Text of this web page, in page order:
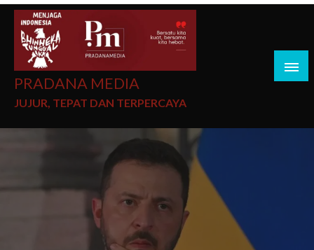
PRADANA MEDIA
JUJUR, TEPAT DAN TERPERCAYA